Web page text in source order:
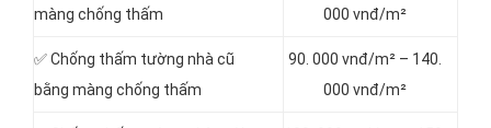
màng chống thấm
000 vnđ/m²
✅ Chống thấm tường nhà cũ
bằng màng chống thấm
90. 000 vnđ/m² – 140.
000 vnđ/m²